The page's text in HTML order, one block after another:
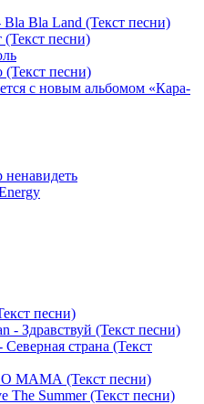
Bla Land (Текст песни)
песни)
(Текст песни)
с новым альбомом «Кара-
песни)
- Здравствуй (Текст песни)
страна (Текст
(Текст песни)
The Summer (Текст песни)